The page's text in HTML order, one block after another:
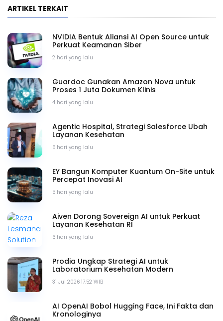
ARTIKEL TERKAIT
2 hari yang lalu
NVIDIA Bentuk Aliansi AI Open Source untuk
Perkuat Keamanan Siber
4 hari yang lalu
Guardoc Gunakan Amazon Nova untuk
Proses 1 Juta Dokumen Klinis
5 hari yang lalu
Agentic Hospital, Strategi Salesforce Ubah
Layanan Kesehatan
5 hari yang lalu
EY Bangun Komputer Kuantum On-Site untuk
Percepat Inovasi AI
6 hari yang lalu
Aiven Dorong Sovereign AI untuk Perkuat
Layanan Kesehatan RI
31 Jul 2026 17.52 WIB
Prodia Ungkap Strategi AI untuk
Laboratorium Kesehatan Modern
AI OpenAI Bobol Hugging Face, Ini Fakta dan
Kronologinya